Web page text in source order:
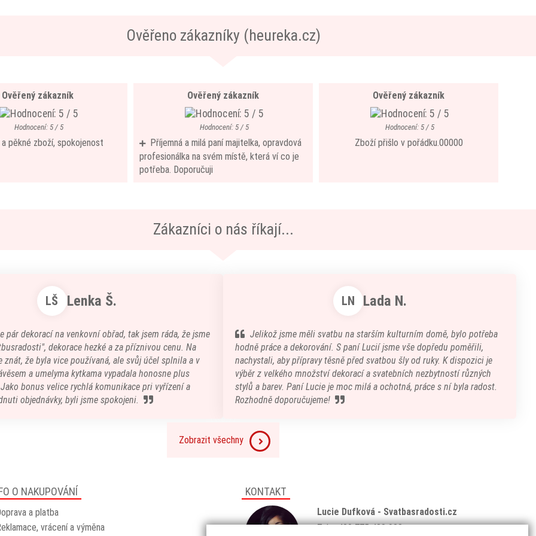
Ověřeno zákazníky (heureka.cz)
Ověřený zákazník
Hodnocení: 5 / 5
pěkné zboží, spokojenost
Ověřený zákazník
Hodnocení: 5 / 5
Příjemná a milá paní majitelka, opravdová
profesionálka na svém místě, která ví co je
potřeba. Doporučuji
Ověřený zákazník
Hodnocení: 5 / 5
Zboží přišlo v pořádku.00000
Zákazníci o nás říkají...
LŠ Lenka Š.
pár dekorací na venkovní obřad, tak jsem ráda, že jsme
dekorace hezké a za příznivou cenu. Na
znát, že byla vice používaná, ale svůj účel splnila a v
a umelyma kytkama vypadala honosne plus
bonus velice rychlá komunikace pri vyřízení a
objednávky, byli jsme spokojeni.
LN Lada N.
Jelikož jsme měli svatbu na starším kulturním domě, bylo potřeba
hodně práce a dekorování. S paní Lucií jsme vše dopředu poměřili,
nachystali, aby přípravy těsně před svatbou šly od ruky. K dispozici je
výběr z velkého množství dekorací a svatebních nezbytností různých
stylů a barev. Paní Lucie je moc milá a ochotná, práce s ní byla radost.
Rozhodně doporučujeme!
Zobrazit všechny
O NAKUPOVÁNÍ
a platba
vrácení a výměna
KONTAKT
Lucie Dufková - Svatbasradosti.cz
Tel: +420 775 438 933